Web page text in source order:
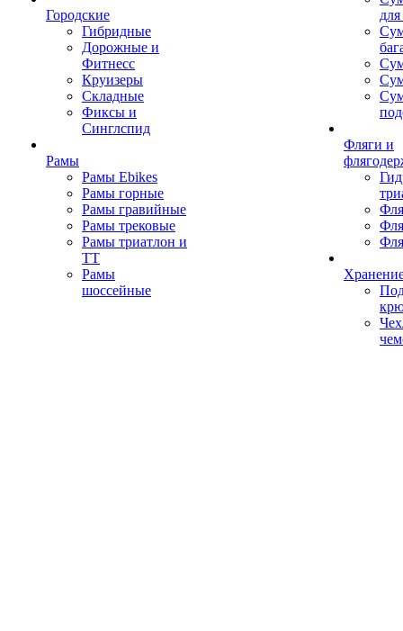
Городские
Гибридные
Дорожные и
Фитнесс
Круизеры
Складные
Фиксы и
Синглспид
Рамы
Рамы Ebikes
Рамы горные
Рамы гравийные
Рамы трековые
Рамы триатлон и
ТТ
Рамы
шоссейные
Фляги и